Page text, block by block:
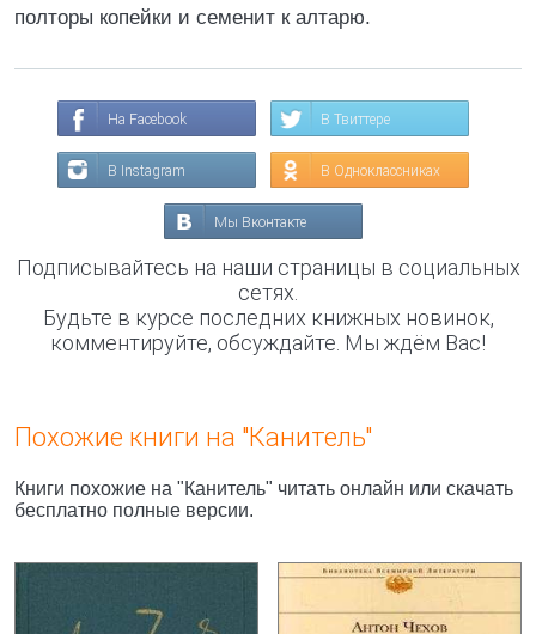
полторы копейки и семенит к алтарю.
На Facebook В Твиттере
В Instagram В Одноклассниках
Мы Вконтакте
Подписывайтесь на наши страницы в социальных
сетях.
Будьте в курсе последних книжных новинок,
комментируйте, обсуждайте. Мы ждём Вас!
Похожие книги на "Канитель"
Книги похожие на "Канитель" читать онлайн или скачать
бесплатно полные версии.